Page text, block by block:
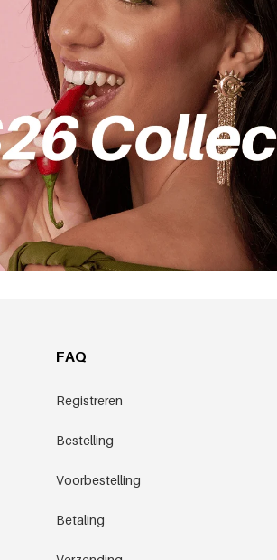
FAQ
Registreren
Bestelling
Voorbestelling
Betaling